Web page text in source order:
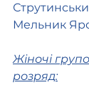
Мельник
Жіночі
розряд: